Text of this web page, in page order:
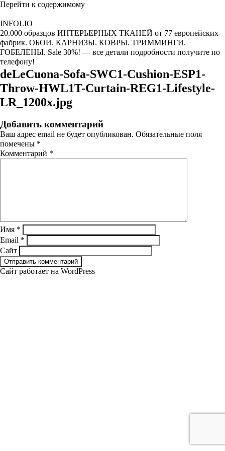
Перейти к содержимому
INFOLIO
20.000 образцов ИНТЕРЬЕРНЫХ ТКАНЕЙ от 77 европейских
фабрик. ОБОИ. КАРНИЗЫ. КОВРЫ. ТРИММИНГИ.
ГОБЕЛЕНЫ. Sale 30%! — все детали подробности получите по
телефону!
deLeCuona-Sofa-SWC1-Cushion-ESP1-
Throw-HWL1T-Curtain-REG1-Lifestyle-
LR_1200x.jpg
Добавить комментарий
Ваш адрес email не будет опубликован. Обязательные поля
помечены *
Комментарий *
Имя *
Email *
Сайт
Сайт работает на WordPress